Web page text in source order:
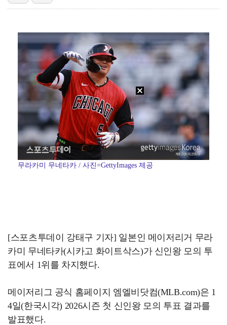
폭로자 "황정민, 본인 말에 책임져야…내가 사생활에 초…
박문성 "축구협회 성접대 의혹? 사실이면 국제 망신…사…
'주장 완장' 김민재, 한국 떠나기 전 뮌헨 동료들에게…
무라카미 무네타카 / 사진=GettyImages 제공
[스포츠투데이 강태구 기자] 일본인 메이저리거 무라
카미 무네타카(시카고 화이트삭스)가 신인왕 모의 투
표에서 1위를 차지했다.
메이저리그 공식 홈페이지 엠엘비닷컴(MLB.com)은 1
4일(한국시각) 2026시즌 첫 신인왕 모의 투표 결과를
발표했다.